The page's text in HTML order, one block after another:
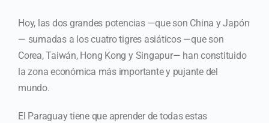
Hoy, las dos grandes potencias —que son China y Japón
— sumadas a los cuatro tigres asiáticos —que son
Corea, Taiwán, Hong Kong y Singapur— han constituido
la zona económica más importante y pujante del
mundo.
El Paraguay tiene que aprender de todas estas